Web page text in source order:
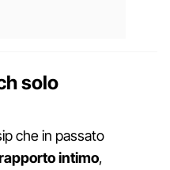
solo
che in passato
intimo,